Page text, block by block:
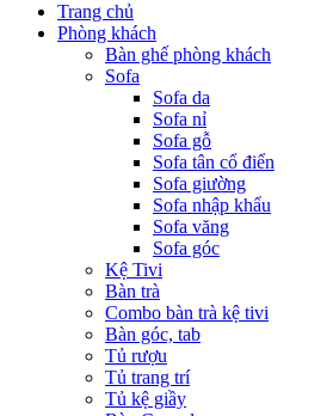
Trang chủ
Phòng khách
Bàn ghế phòng khách
Sofa
Sofa da
Sofa nỉ
Sofa gỗ
Sofa tân cổ điển
Sofa giường
Sofa nhập khẩu
Sofa văng
Sofa góc
Kệ Tivi
Bàn trà
Combo bàn trà kệ tivi
Bàn góc, tab
Tủ rượu
Tủ trang trí
Tủ kệ giầy